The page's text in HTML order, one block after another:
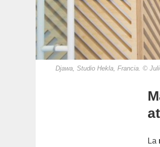
Djawa, Studio Hekla, Francia. ©
La